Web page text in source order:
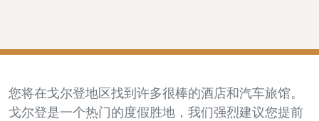
您将在戈尔登地区找到许多很棒的酒店和汽车旅馆。
戈尔登是一个热门的度假胜地，我们强烈建议您提前